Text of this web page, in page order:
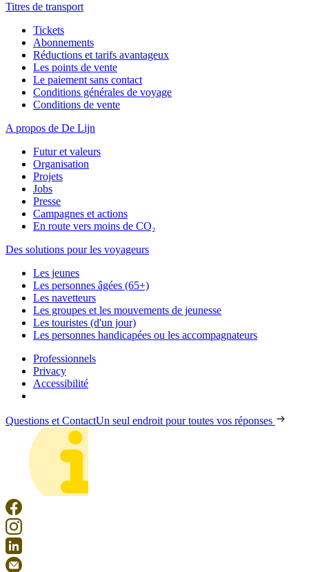
Titres de transport
Tickets
Abonnements
Réductions et tarifs avantageux
Les points de vente
Le paiement sans contact
Conditions générales de voyage
Conditions de vente
A propos de De Lijn
Futur et valeurs
Organisation
Projets
Jobs
Presse
Campagnes et actions
En route vers moins de CO₂
Des solutions pour les voyageurs
Les jeunes
Les personnes âgées (65+)
Les navetteurs
Les groupes et les mouvements de jeunesse
Les touristes (d'un jour)
Les personnes handicapées ou les accompagnateurs
Professionnels
Privacy
Accessibilité
Questions et ContactUn seul endroit pour toutes vos réponses